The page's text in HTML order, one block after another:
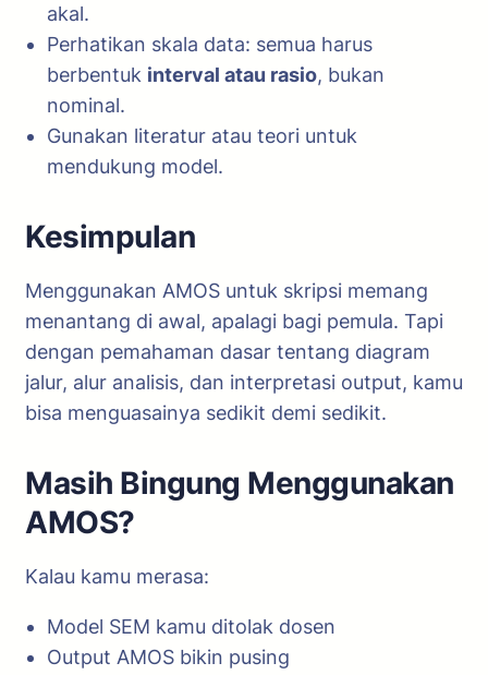
akal.
Perhatikan skala data: semua harus
berbentuk interval atau rasio, bukan
nominal.
Gunakan literatur atau teori untuk
mendukung model.
Kesimpulan
Menggunakan AMOS untuk skripsi memang
menantang di awal, apalagi bagi pemula. Tapi
dengan pemahaman dasar tentang diagram
jalur, alur analisis, dan interpretasi output, kamu
bisa menguasainya sedikit demi sedikit.
Masih Bingung Menggunakan
AMOS?
Kalau kamu merasa:
Model SEM kamu ditolak dosen
Output AMOS bikin pusing